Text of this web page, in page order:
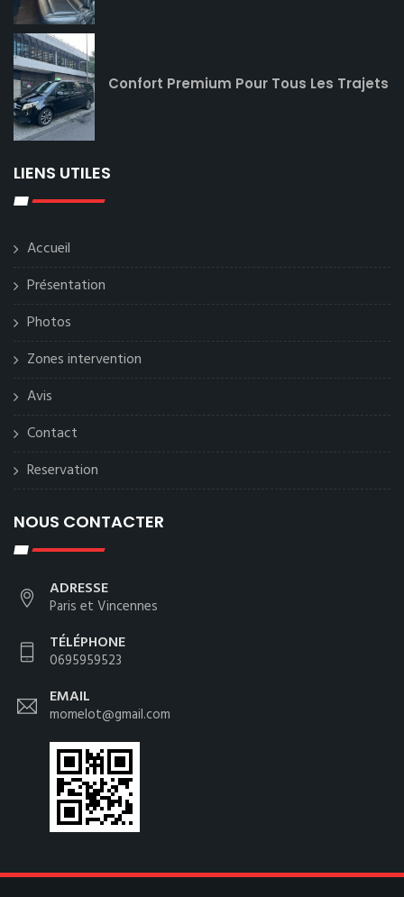
Confort Premium Pour Tous Les Trajets
LIENS UTILES
Accueil
Présentation
Photos
Zones intervention
Avis
Contact
Reservation
NOUS CONTACTER
ADRESSE
Paris et Vincennes
TÉLÉPHONE
0695959523
EMAIL
momelot@gmail.com